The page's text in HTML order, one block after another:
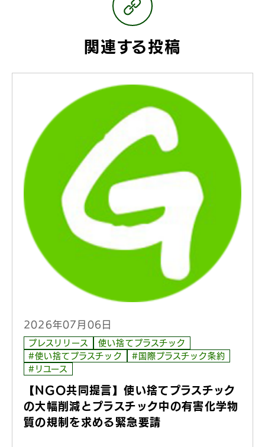
関連する投稿
2026年07月06日
プレスリリース
使い捨てプラスチック
#使い捨てプラスチック
#国際プラスチック条約
#リユース
【NGO共同提言】使い捨てプラスチック
の大幅削減とプラスチック中の有害化学物
質の規制を求める緊急要請